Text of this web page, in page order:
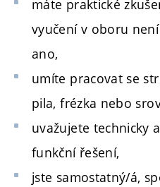
máte praktické
vyučení v oboru
ano,
umíte pracovat se
pila, frézka nebo
uvažujete technicky
funkční řešení,
jste samostatný/á,